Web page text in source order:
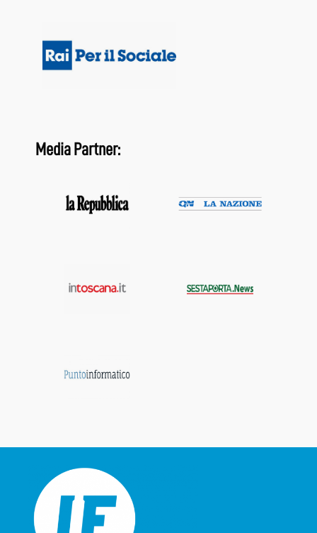
Media Partner: